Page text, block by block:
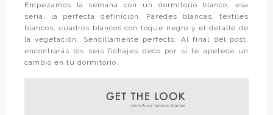
Empezamos la semana con un dormitorio blanco, esa
sería, la perfecta definición. Paredes blancas, textiles
blancos, cuadros blancos con toque negro y el detalle de
la vegetación. Sencillamente perfecto. Al final del post,
encontrarás los seis fichajes deco por si te apetece un
cambio en tu dormitorio.